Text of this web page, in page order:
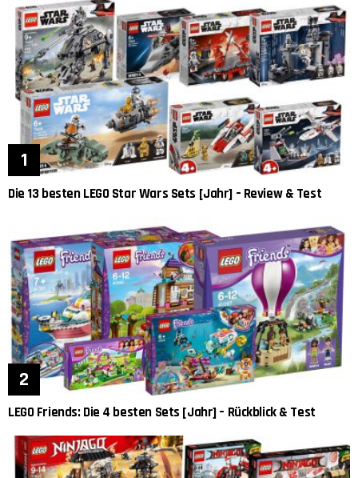
Die 13 besten LEGO Star Wars Sets [Jahr] – Review & Test
LEGO Friends: Die 4 besten Sets [Jahr] – Rückblick & Test